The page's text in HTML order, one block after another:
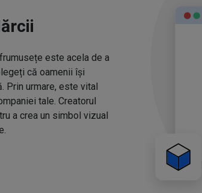
este acela de a
că oamenii își
Prin urmare, este vital
tale. Creatorul
a crea un simbol vizual